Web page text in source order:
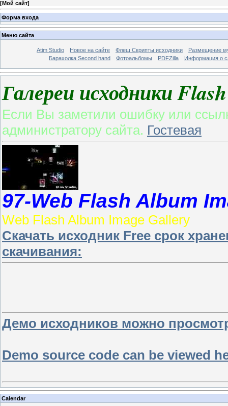
[Мой сайт]
Форма входа
Меню сайта
Atim Studio Новое на сайте Флеш Скрипты исходники
Размещение
Барахолка Second hand
Фотоальбомы PDFZilla Информация о
Галереи исходники
Если Вы заметили ошибку или
администратору сайта. Гостевая
97-Web Flash Album
Web Flash Album Image Gallery
Скачать исходник Free срок
скачивания:
Демо исходников можно
Demo source code can be viewed
Calendar